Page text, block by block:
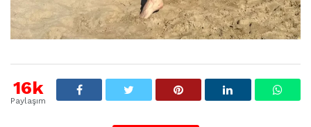
16k
Paylaşım